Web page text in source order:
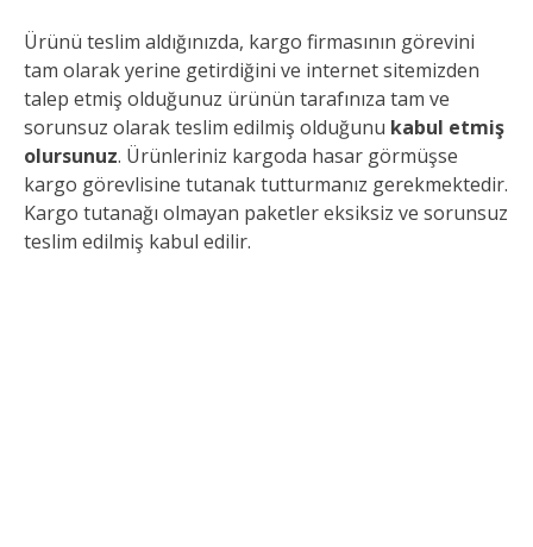
Ürünü teslim aldığınızda, kargo firmasının görevini
tam olarak yerine getirdiğini ve internet sitemizden
talep etmiş olduğunuz ürünün tarafınıza tam ve
sorunsuz olarak teslim edilmiş olduğunu kabul etmiş
olursunuz. Ürünleriniz kargoda hasar görmüşse
kargo görevlisine tutanak tutturmanız gerekmektedir.
Kargo tutanağı olmayan paketler eksiksiz ve sorunsuz
teslim edilmiş kabul edilir.